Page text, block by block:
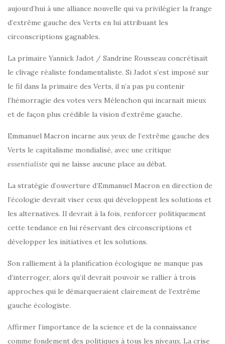
aujourd’hui à une alliance nouvelle qui va privilégier la frange
d’extrême gauche des Verts en lui attribuant les
circonscriptions gagnables.
La primaire Yannick Jadot / Sandrine Rousseau concrétisait
le clivage réaliste fondamentaliste. Si Jadot s’est imposé sur
le fil dans la primaire des Verts, il n’a pas pu contenir
l’hémorragie des votes vers Mélenchon qui incarnait mieux
et de façon plus crédible la vision d’extrême gauche.
Emmanuel Macron incarne aux yeux de l’extrême gauche des
Verts le capitalisme mondialisé, avec une critique
essentialiste qui ne laisse aucune place au débat.
La stratégie d’ouverture d’Emmanuel Macron en direction de
l’écologie devrait viser ceux qui développent les solutions et
les alternatives. Il devrait à la fois, renforcer politiquement
cette tendance en lui réservant des circonscriptions et
développer les initiatives et les solutions.
Son ralliement à la planification écologique ne manque pas
d’interroger, alors qu’il devrait pouvoir se rallier à trois
approches qui le démarqueraient clairement de l’extrême
gauche écologiste.
Affirmer l’importance de la science et de la connaissance
comme fondement des politiques à tous les niveaux. La crise